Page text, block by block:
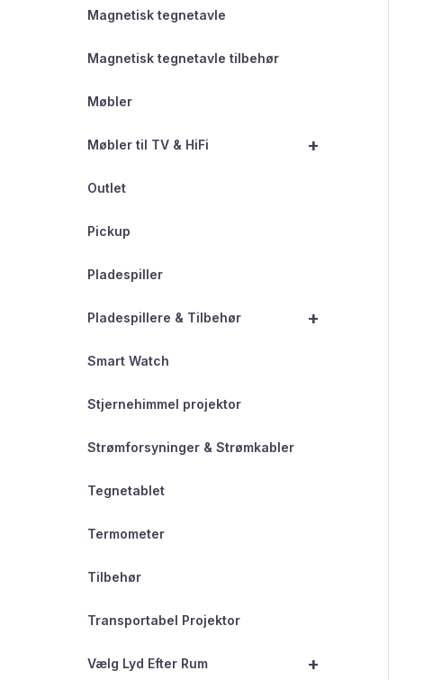
Magnetisk tegnetavle
Magnetisk tegnetavle tilbehør
Møbler
+
Møbler til TV & HiFi
Outlet
Pickup
Pladespiller
+
Pladespillere & Tilbehør
Smart Watch
Stjernehimmel projektor
Strømforsyninger & Strømkabler
Tegnetablet
Termometer
Tilbehør
Transportabel Projektor
+
Vælg Lyd Efter Rum